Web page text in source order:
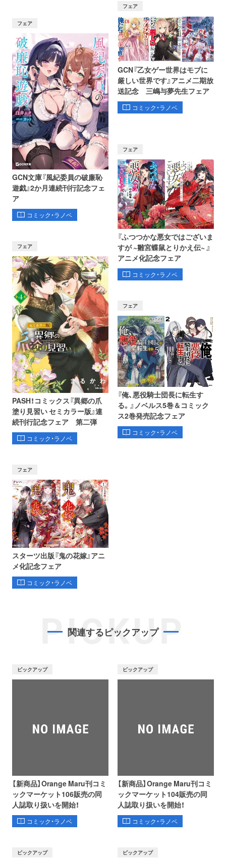
フェア
GCN文庫『風紀委員の破廉恥
遊戯』2か月連続刊行記念フェ
ア
コミック・ラノベ
フェア
GCN『乙女ゲー世界はモブに
厳しい世界です』アニメ二期放
送記念 三嶋与夢先生フェア
コミック・ラノベ
フェア
PASH！コミックス『異郷の爪
塗り見習い セミカラー版』連
続刊行記念フェア 第二弾
コミック・ラノベ
フェア
『ふつつかな悪女ではございま
すが ~雛宮蝶鼠とりかえ伝~ 』
アニメ化記念フェア
コミック・ラノベ
フェア
スターツ出版『鬼の花嫁』アニ
メ化記念フェア
コミック・ラノベ
フェア
『俺、悪役騎士団長に転生す
る。』ノベルス5巻＆コミック
ス2巻発売記念フェア
コミック・ラノベ
PICKUP
関連するピックアップ
ピックアップ
【新商品】Orange Maru刊コミ
ックマーケット106販売の同
人誌取り扱いを開始！
コミック・ラノベ
ピックアップ
【新商品】Orange Maru刊コミ
ックマーケット104販売の同
人誌取り扱いを開始！
コミック・ラノベ
ピックアップ ピックアップ